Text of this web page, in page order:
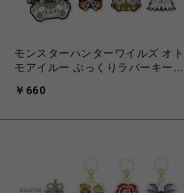
モンスターハンターワイルズ オト
モアイルー ぷっくりラバーキーホ
￥660